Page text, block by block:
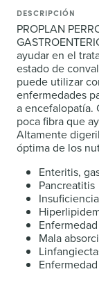
DESCRIPCIÓN
PROPLAN
ayudar en el
estado de
puede utilizar
enfermedades
a encefalopatía.
poca fibra que
Altamente
óptima de los
Enteritis,
Pancreatitis
Mala